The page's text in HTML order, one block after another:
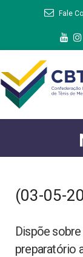
Fale
(03-05-
Dispõe
preparatório